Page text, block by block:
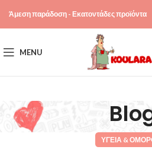
Άμεση παράδοση - Εκατοντάδες προϊόντα
MENU
ΥΓΕΊΑ &